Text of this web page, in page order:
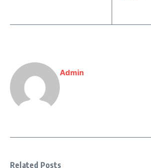
Admin
Related Posts